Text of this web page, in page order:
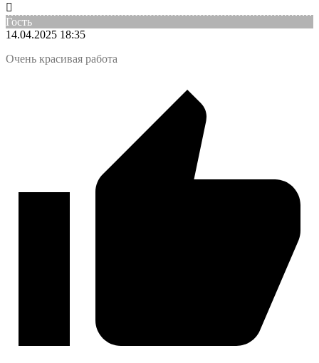
Гость
14.04.2025 18:35
Очень красивая работа